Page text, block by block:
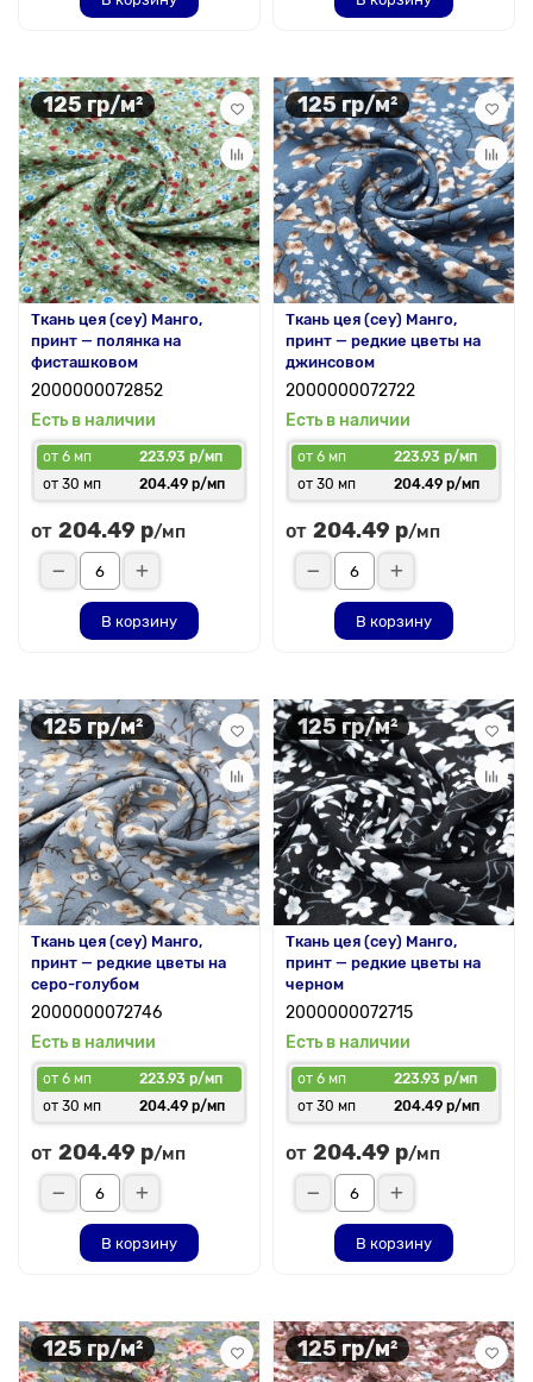
125 гр/м²
Ткань цея (cey) Манго,
принт — полянка на
фисташковом
2000000072852
Есть в наличии
от 6 мп
223.93 р/мп
от 30 мп
204.49 р/мп
от 204.49 р/мп
В корзину
125 гр/м²
Ткань цея (cey) Манго,
принт — редкие цветы на
джинсовом
2000000072722
Есть в наличии
от 6 мп
223.93 р/мп
от 30 мп
204.49 р/мп
от 204.49 р/мп
В корзину
125 гр/м²
Ткань цея (cey) Манго,
принт — редкие цветы на
серо-голубом
2000000072746
Есть в наличии
от 6 мп
223.93 р/мп
от 30 мп
204.49 р/мп
от 204.49 р/мп
В корзину
125 гр/м²
Ткань цея (cey) Манго,
принт — редкие цветы на
черном
2000000072715
Есть в наличии
от 6 мп
223.93 р/мп
от 30 мп
204.49 р/мп
от 204.49 р/мп
В корзину
125 гр/м² 125 гр/м²